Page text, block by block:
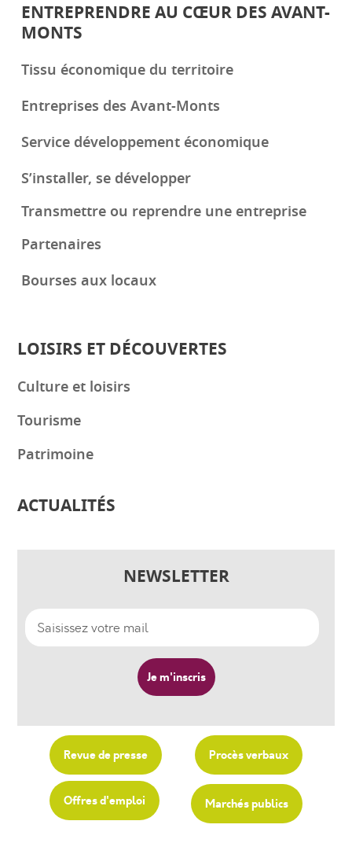
ENTREPRENDRE AU CŒUR DES AVANT-
MONTS
Tissu économique du territoire
Entreprises des Avant-Monts
Service développement économique
S’installer, se développer
Transmettre ou reprendre une entreprise
Partenaires
Bourses aux locaux
LOISIRS ET DÉCOUVERTES
Culture et loisirs
Tourisme
Patrimoine
ACTUALITÉS
NEWSLETTER
Revue de presse Procès verbaux
Offres d'emploi Marchés publics